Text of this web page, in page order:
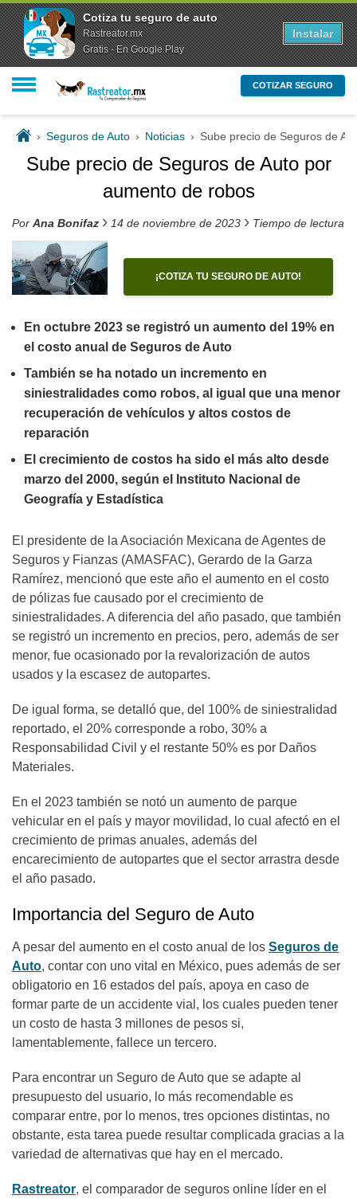
COTIZAR SEGURO
› Seguros de Auto › Noticias › Sube precio de Seguros de
Sube precio de Seguros de Auto por
aumento de robos
Por Ana Bonifaz › 14 de noviembre de 2023 › Tiempo de lectura
¡COTIZA TU SEGURO DE AUTO!
En octubre 2023 se registró un aumento del 19% en
el costo anual de Seguros de Auto
También se ha notado un incremento en
siniestralidades como robos, al igual que una menor
recuperación de vehículos y altos costos de
reparación
El crecimiento de costos ha sido el más alto desde
marzo del 2000, según el Instituto Nacional de
Geografía y Estadística
El presidente de la Asociación Mexicana de Agentes de
Seguros y Fianzas (AMASFAC), Gerardo de la Garza
Ramírez, mencionó que este año el aumento en el costo
de pólizas fue causado por el crecimiento de
siniestralidades. A diferencia del año pasado, que también
se registró un incremento en precios, pero, además de ser
menor, fue ocasionado por la revalorización de autos
usados y la escasez de autopartes.
De igual forma, se detalló que, del 100% de siniestralidad
reportado, el 20% corresponde a robo, 30% a
Responsabilidad Civil y el restante 50% es por Daños
Materiales.
En el 2023 también se notó un aumento de parque
vehicular en el país y mayor movilidad, lo cual afectó en el
crecimiento de primas anuales, además del
encarecimiento de autopartes que el sector arrastra desde
el año pasado.
Importancia del Seguro de Auto
A pesar del aumento en el costo anual de los Seguros de
Auto, contar con uno vital en México, pues además de ser
obligatorio en 16 estados del país, apoya en caso de
formar parte de un accidente vial, los cuales pueden tener
un costo de hasta 3 millones de pesos si,
lamentablemente, fallece un tercero.
Para encontrar un Seguro de Auto que se adapte al
presupuesto del usuario, lo más recomendable es
comparar entre, por lo menos, tres opciones distintas, no
obstante, esta tarea puede resultar complicada gracias a la
variedad de alternativas que hay en el mercado.
Rastreator, el comparador de seguros online líder en el
Cotiza tu seguro de auto
Rastreator.mx
Gratis - En Google Play
Instalar